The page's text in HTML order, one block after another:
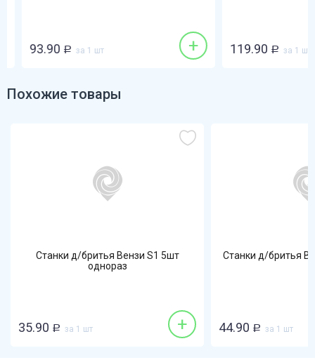
93.90 Р за 1 шт + 119.90 Р за 1 шт
Похожие товары
Станки д/бритья Вензи S1 5шт
однораз
35.90 Р за 1 шт +
Станки д/бритья
44.90 Р за 1 шт